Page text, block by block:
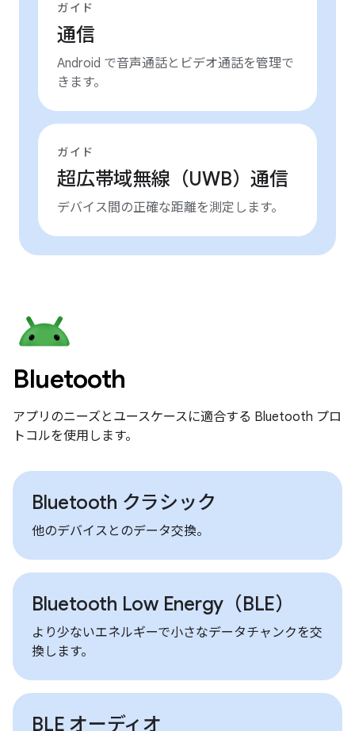
ガイド
通信
Android で音声通話とビデオ通話を管理で
きます。
ガイド
超広帯域無線（UWB）通信
デバイス間の正確な距離を測定します。
Bluetooth
アプリのニーズとユースケースに適合する Bluetooth プロ
トコルを使用します。
Bluetooth クラシック
他のデバイスとのデータ交換。
Bluetooth Low Energy（BLE）
より少ないエネルギーで小さなデータチャンクを交
換します。
BLE オーディオ